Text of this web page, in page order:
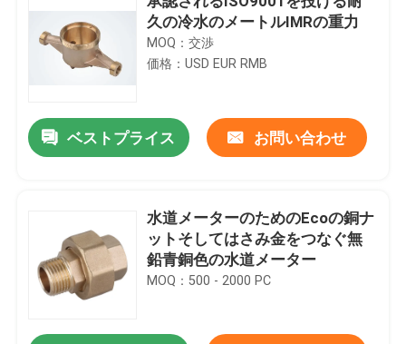
久の冷水のメートルIMRの重力
MOQ：交渉
価格：USD EUR RMB
ベストプライス お問い合わせ
水道メーターのためのEcoの銅ナ
ットそしてはさみ金をつなぐ無
鉛青銅色の水道メーター
MOQ：500 - 2000 PC